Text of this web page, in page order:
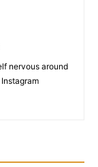
nervous around